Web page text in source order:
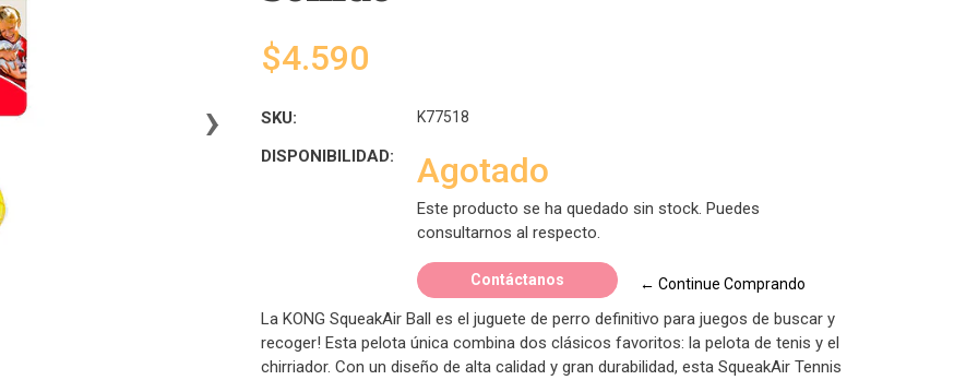
›
$4.590
SKU: K77518
DISPONIBILIDAD: Agotado
Este producto se ha quedado sin stock. Puedes
consultarnos al respecto.
Contáctanos ← Continue Comprando
La KONG SqueakAir Ball es el juguete de perro definitivo para juegos de buscar y
recoger! Esta pelota única combina dos clásicos favoritos: la pelota de tenis y el
chirriador. Con un diseño de alta calidad y gran durabilidad, esta SqueakAir Tennis